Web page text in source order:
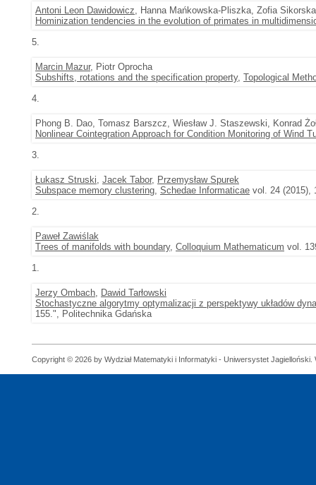
Antoni Leon Dawidowicz, Hanna Mańkowska-Pliszka, Zofia
Hominization tendencies in the evolution of primates in
5.
Marcin Mazur, Piotr Oprocha
Subshifts, rotations and the specification property, Topological
4.
Phong B. Dao, Tomasz Barszcz, Wiesław J. Staszewski, Konrad
Nonlinear Cointegration Approach for Condition Monitoring of Wind
3.
Łukasz Struski, Jacek Tabor, Przemysław Spurek
Subspace memory clustering, Schedae Informaticae vol. 24 (2015),
2.
Paweł Zawiślak
Trees of manifolds with boundary, Colloquium Mathematicum vol.
1.
Jerzy Ombach, Dawid Tarłowski
Stochastyczne algorytmy optymalizacji z perspektywy układów
155.", Politechnika Gdańska
Copyright © 2026 by Wydział Matematyki i Informatyki - Uniwersystet